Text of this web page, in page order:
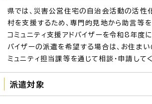
県では、災害公営住宅の自治会活動の活性
村を支援するため、専門的見地から助言等
コミュニティ支援アドバイザーを令和8年度に
バイザーの派遣を希望する場合は、お住ま
ミュニティ担当課等を通じて相談・申請して
派遣対象